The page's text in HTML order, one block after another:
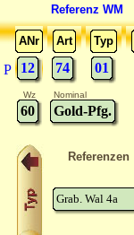
Referenz WM
ANr Art Typ
P 12 74 01
Wz Nominal
60 Gold-Pfg.
Referenzen
Grab. Wal 4a